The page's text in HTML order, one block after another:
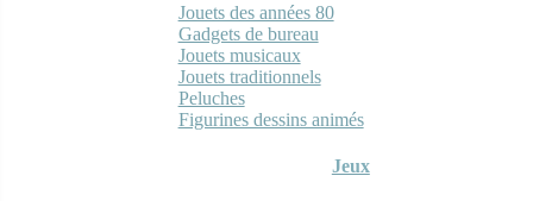
Jouets des années 80
Gadgets de bureau
Jouets musicaux
Jouets traditionnels
Peluches
Figurines dessins animés
Jeux